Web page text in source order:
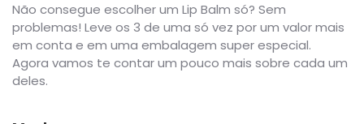
Não consegue escolher um Lip Balm só? Sem
problemas! Leve os 3 de uma só vez por um valor mais
em conta e em uma embalagem super especial.
Agora vamos te contar um pouco mais sobre cada um
deles.